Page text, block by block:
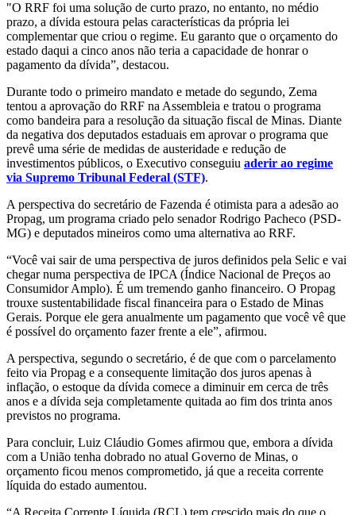
"O RRF foi uma solução de curto prazo, no entanto, no médio
prazo, a dívida estoura pelas características da própria lei
complementar que criou o regime. Eu garanto que o orçamento do
estado daqui a cinco anos não teria a capacidade de honrar o
pagamento da dívida”, destacou.
Durante todo o primeiro mandato e metade do segundo, Zema
tentou a aprovação do RRF na Assembleia e tratou o programa
como bandeira para a resolução da situação fiscal de Minas. Diante
da negativa dos deputados estaduais em aprovar o programa que
prevê uma série de medidas de austeridade e redução de
investimentos públicos, o Executivo conseguiu aderir ao regime
via Supremo Tribunal Federal (STF).
A perspectiva do secretário de Fazenda é otimista para a adesão ao
Propag, um programa criado pelo senador Rodrigo Pacheco (PSD-
MG) e deputados mineiros como uma alternativa ao RRF.
“Você vai sair de uma perspectiva de juros definidos pela Selic e vai
chegar numa perspectiva de IPCA (Índice Nacional de Preços ao
Consumidor Amplo). É um tremendo ganho financeiro. O Propag
trouxe sustentabilidade fiscal financeira para o Estado de Minas
Gerais. Porque ele gera anualmente um pagamento que você vê que
é possível do orçamento fazer frente a ele”, afirmou.
A perspectiva, segundo o secretário, é de que com o parcelamento
feito via Propag e a consequente limitação dos juros apenas à
inflação, o estoque da dívida comece a diminuir em cerca de três
anos e a dívida seja completamente quitada ao fim dos trinta anos
previstos no programa.
Para concluir, Luiz Cláudio Gomes afirmou que, embora a dívida
com a União tenha dobrado no atual Governo de Minas, o
orçamento ficou menos comprometido, já que a receita corrente
líquida do estado aumentou.